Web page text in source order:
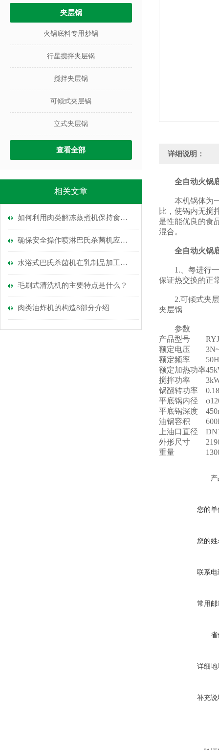
夹层锅
火锅底料专用炒锅
行星搅拌夹层锅
搅拌夹层锅
可倾式夹层锅
立式夹层锅
查看全部
相关文章
如何利用肉类解冻蒸煮机保持食材原味？
确保安全操作喷淋巴氏杀菌机应掌握的知识!
水浴式巴氏杀菌机在乳制品加工中的应用
毛刷式清洗机的主要特点是什么？
肉类油炸机的构造8部分介绍
详细说明：
全自动火锅
本机锅体为一
比，使锅内无搅
是性能优良的食
混合。
全自动火锅
1.、每进行一
保证热交换的正
2.可倾式夹层
夹层锅
参数
产品型号
额定电压
额定频率
额定加热功率
搅拌功率
锅翻转功率
平底锅内径
平底锅深度
油锅容积
上油口直径
外形尺寸
重量
您的单
您的姓
联系电
常用邮
省
详细地
补充说